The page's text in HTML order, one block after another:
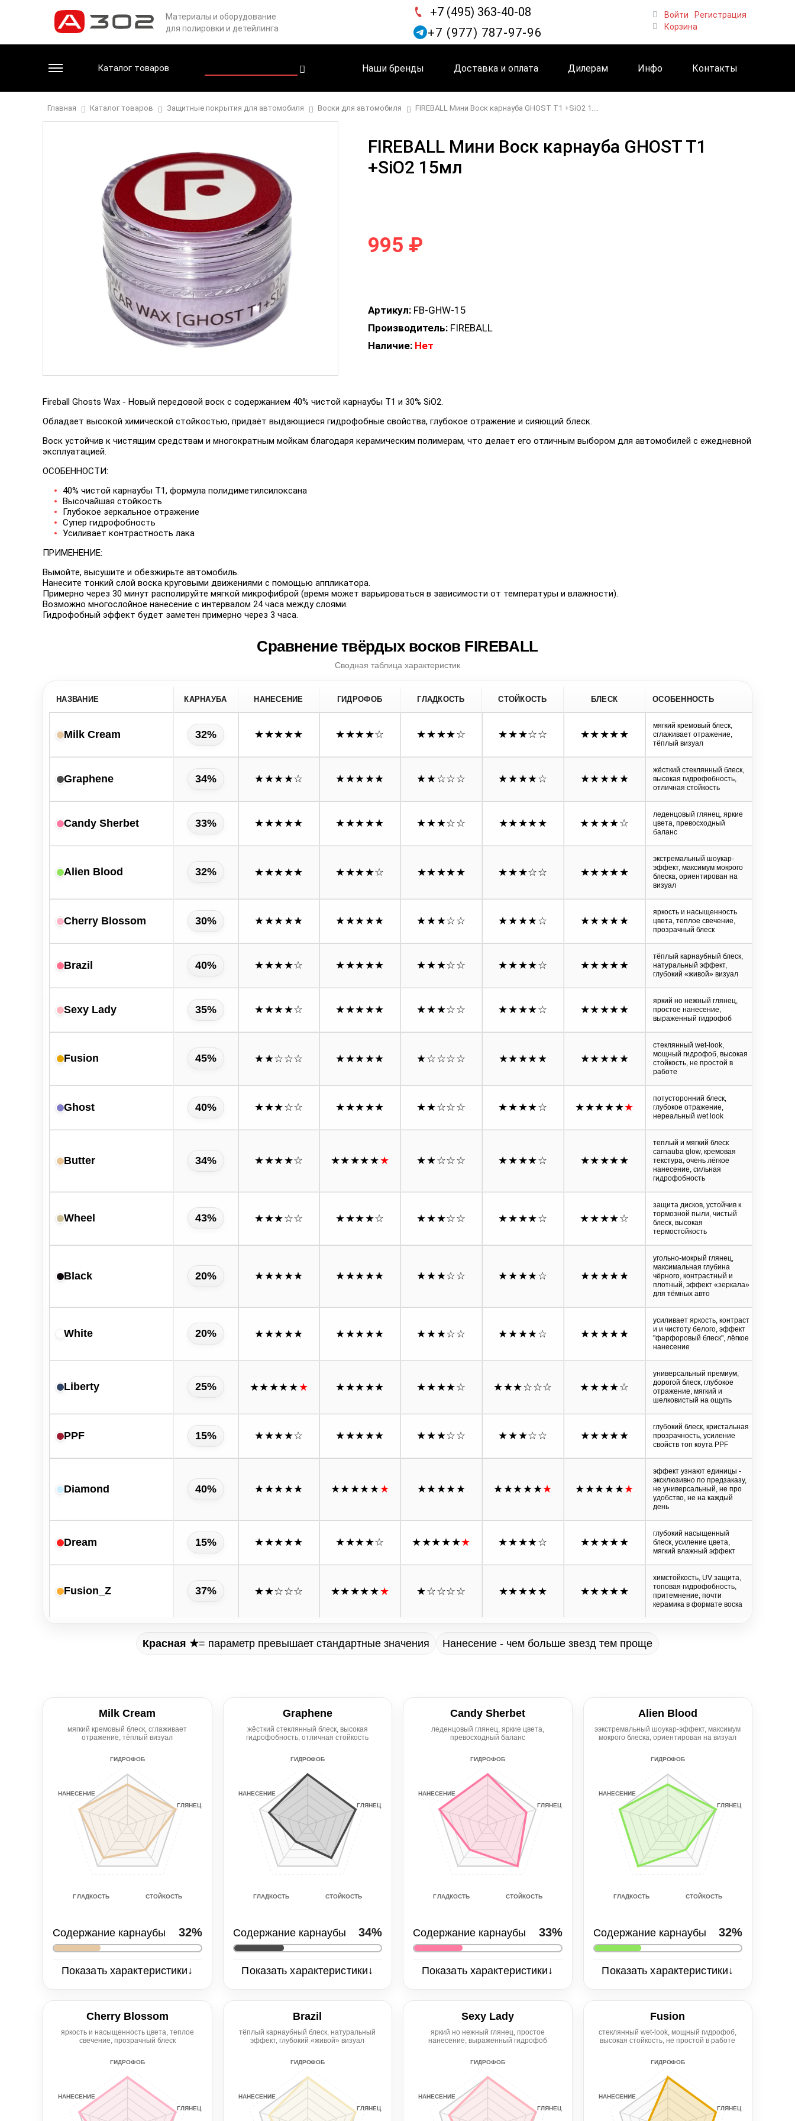
Материалы и оборудование
для полировки и детейлинга
+7 (495) 363-40-08
+7 (977) 787-97-96
Войти
Регистрация
Корзина
Каталог товаров Наши бренды Доставка и оплата Дилерам Инфо Контакты
Главная Каталог товаров Защитные покрытия для автомобиля Воски для автомобиля FIREBALL Мини Воск карнауба GHOST T1 +SiO2 1....
FIREBALL Мини Воск карнауба GHOST T1
+SiO2 15мл
995 ₽
Артикул: FB-GHW-15
Производитель: FIREBALL
Наличие: Нет
Fireball Ghosts Wax - Новый передовой воск с содержанием 40% чистой карнаубы T1 и 30% SiO2.
Обладает высокой химической стойкостью, придаёт выдающиеся гидрофобные свойства, глубокое отражение и сияющий блеск.
Воск устойчив к чистящим средствам и многократным мойкам благодаря керамическим полимерам, что делает его отличным выбором для автомобилей с ежедневной
эксплуатацией.
ОСОБЕННОСТИ:
40% чистой карнаубы T1, формула полидиметилсилоксана
Высочайшая стойкость
Глубокое зеркальное отражение
Супер гидрофобность
Усиливает контрастность лака
ПРИМЕНЕНИЕ:
Вымойте, высушите и обезжирьте автомобиль.
Нанесите тонкий слой воска круговыми движениями с помощью аппликатора.
Примерно через 30 минут располируйте мягкой микрофиброй (время может варьироваться в зависимости от температуры и влажности).
Возможно многослойное нанесение с интервалом 24 часа между слоями.
Гидрофобный эффект будет заметен примерно через 3 часа.
Сравнение твёрдых восков FIREBALL
Сводная таблица характеристик
НАЗВАНИЕ КАРНАУБА НАНЕСЕНИЕ ГИДРОФОБ ГЛАДКОСТЬ СТОЙКОСТЬ БЛЕСК ОСОБЕННОСТЬ
Milk Cream 32% ★★★★★ ★★★★☆ ★★★★☆ ★★★☆☆ ★★★★★
мягкий кремовый блеск,
сглаживает отражение,
тёплый визуал
Graphene 34% ★★★★☆ ★★★★★ ★★☆☆☆ ★★★★☆ ★★★★★
жёсткий стеклянный блеск,
высокая гидрофобность,
отличная стойкость
Candy Sherbet 33% ★★★★★ ★★★★★ ★★★☆☆ ★★★★★ ★★★★☆
леденцовый глянец, яркие
цвета, превосходный
баланс
Alien Blood 32% ★★★★★ ★★★★☆ ★★★★★ ★★★☆☆ ★★★★★
экстремальный шоукар-
эффект, максимум мокрого
блеска, ориентирован на
визуал
Cherry Blossom 30% ★★★★★ ★★★★★ ★★★☆☆ ★★★★☆ ★★★★★
яркость и насыщенность
цвета, теплое свечение,
прозрачный блеск
Brazil 40% ★★★★☆ ★★★★★ ★★★☆☆ ★★★★☆ ★★★★★
тёплый карнаубный блеск,
натуральный эффект,
глубокий «живой» визуал
Sexy Lady 35% ★★★★☆ ★★★★★ ★★★☆☆ ★★★★☆ ★★★★★
яркий но нежный глянец,
простое нанесение,
выраженный гидрофоб
Fusion 45% ★★☆☆☆ ★★★★★ ★☆☆☆☆ ★★★★★ ★★★★★
стеклянный wet-look,
мощный гидрофоб, высокая
стойкость, не простой в
работе
Ghost 40% ★★★☆☆ ★★★★★ ★★☆☆☆ ★★★★☆ ★★★★★★
потусторонний блеск,
глубокое отражение,
нереальный wet look
Butter 34% ★★★★☆ ★★★★★★ ★★☆☆☆ ★★★★☆ ★★★★★
теплый и мягкий блеск
carnauba glow, кремовая
текстура, очень лёгкое
нанесение, сильная
гидрофобность
Wheel 43% ★★★☆☆ ★★★★☆ ★★★☆☆ ★★★★☆ ★★★★☆
защита дисков, устойчив к
тормозной пыли, чистый
блеск, высокая
термостойкость
Black 20% ★★★★★ ★★★★★ ★★★☆☆ ★★★★☆ ★★★★★
угольно-мокрый глянец,
максимальная глубина
чёрного, контрастный и
плотный, эффект «зеркала»
для тёмных авто
White 20% ★★★★★ ★★★★★ ★★★☆☆ ★★★★☆ ★★★★★
усиливает яркость, контраст
и и чистоту белого, эффект
"фарфоровый блеск", лёгкое
нанесение
Liberty 25% ★★★★★★ ★★★★★ ★★★★☆ ★★★☆☆☆ ★★★★☆
универсальный премиум,
дорогой блеск, глубокое
отражение, мягкий и
шелковистый на ощупь
PPF 15% ★★★★☆ ★★★★★ ★★★☆☆ ★★★☆☆ ★★★★★
глубокий блеск, кристальная
прозрачность, усиление
свойств топ коута PPF
Diamond 40% ★★★★★ ★★★★★★ ★★★★★ ★★★★★★ ★★★★★★
эффект узнают единицы -
эксклюзивно по предзаказу,
не универсальный, не про
удобство, не на каждый
день
Dream 15% ★★★★★ ★★★★☆ ★★★★★★ ★★★★☆ ★★★★★
глубокий насыщенный
блеск, усиление цвета,
мягкий влажный эффект
Fusion_Z 37% ★★☆☆☆ ★★★★★★ ★☆☆☆☆ ★★★★★ ★★★★★
химстойкость, UV защита,
топовая гидрофобность,
притемнение, почти
керамика в формате воска
Красная ★= параметр превышает стандартные значения Нанесение - чем больше звезд тем проще
Milk Cream
мягкий кремовый блеск, сглаживает
отражение, тёплый визуал
ГИДРОФОБ
ГЛЯНЕЦ
СТОЙКОСТЬ
ГЛАДКОСТЬ
НАНЕСЕНИЕ
Содержание карнаубы 32%
Показать характеристики↓
Нанесение
Гидрофоб
4/5
3/5
Graphene
жёсткий стеклянный блеск, высокая
гидрофобность, отличная стойкость
ГИДРОФОБ
ГЛЯНЕЦ
СТОЙКОСТЬ
ГЛАДКОСТЬ
НАНЕСЕНИЕ
Содержание карнаубы 34%
Показать характеристики↓
Нанесение
4/5
Гидрофоб
5/5
4/5
Candy Sherbet
леденцовый глянец, яркие цвета,
превосходный баланс
ГИДРОФОБ
ГЛЯНЕЦ
СТОЙКОСТЬ
ГЛАДКОСТЬ
НАНЕСЕНИЕ
Содержание карнаубы 33%
Показать характеристики↓
Нанесение
5/5
Гидрофоб
5/5
5/5
Alien Blood
ээкстремальный шоукар-эффект, максимум
мокрого блеска, ориентирован на визуал
ГИДРОФОБ
ГЛЯНЕЦ
СТОЙКОСТЬ
ГЛАДКОСТЬ
НАНЕСЕНИЕ
Содержание карнаубы 32%
Показать характеристики↓
Нанесение
5/5
Гидрофоб
4/5
3/5
Cherry Blossom
яркость и насыщенность цвета, теплое
свечение, прозрачный блеск
ГИДРОФОБ
ГЛЯНЕЦ
НАНЕСЕНИЕ
Brazil
тёплый карнаубный блеск, натуральный
эффект, глубокий «живой» визуал
ГИДРОФОБ
ГЛЯНЕЦ
НАНЕСЕНИЕ
Sexy Lady
яркий но нежный глянец, простое
нанесение, выраженный гидрофоб
ГИДРОФОБ
ГЛЯНЕЦ
НАНЕСЕНИЕ
Fusion
стеклянный wet-look, мощный гидрофоб,
высокая стойкость, не простой в работе
ГИДРОФОБ
ГЛЯНЕЦ
НАНЕСЕНИЕ